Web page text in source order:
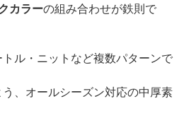
カラーの組み合わせが鉄則で
ル・ニットなど複数パターンで
、オールシーズン対応の中厚素